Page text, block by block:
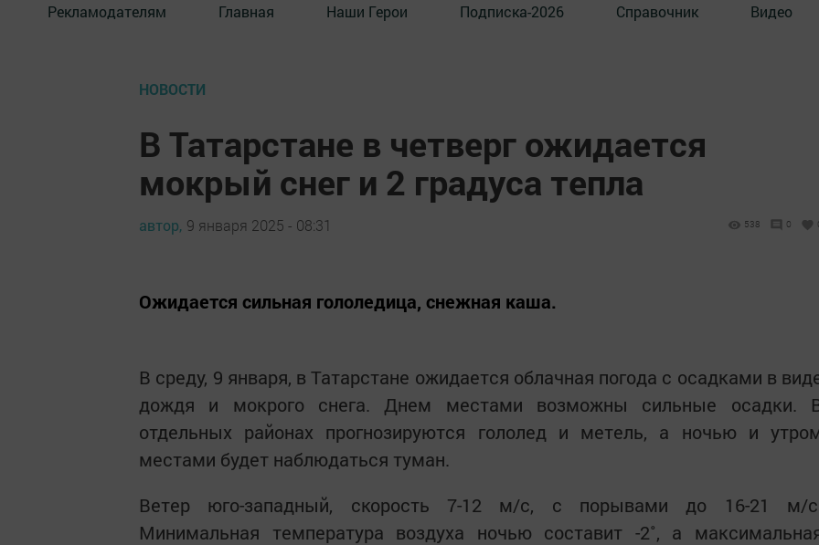
Рекламодателям Главная Наши Герои Подписка-2026 Справочник Видео
НОВОСТИ
В Татарстане в четверг ожидается
мокрый снег и 2 градуса тепла
автор, 9 января 2025 - 08:31 538 0
Ожидается сильная гололедица, снежная каша.
В среду, 9 января, в Татарстане ожидается облачная погода с осадками в
дождя и мокрого снега. Днем местами возможны сильные осадки.
отдельных районах прогнозируются гололед и метель, а ночью и
местами будет наблюдаться туман.
Ветер юго-западный, скорость 7-12 м/с, с порывами до 16-21 м/
Минимальная температура воздуха ночью составит -2˚, а